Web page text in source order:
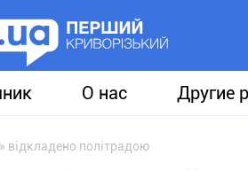
О нас Другие
відкладено політрадою